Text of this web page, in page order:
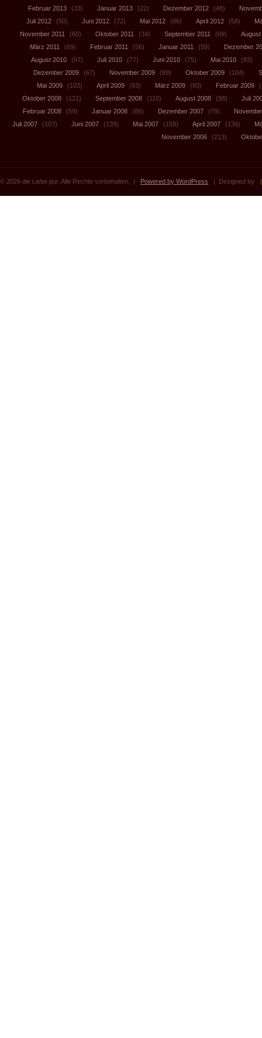
Februar 2013
(33) Januar 2013 (22) Dezember 2012 (48)
Juli 2012
(50) Juni 2012 (72) Mai 2012 (86) April 2012 (58)
November 2011
(60) Oktober 2011 (34) September 2011 (69)
August
März 2011
(69) Februar 2011 (56) Januar 2011 (59)
Dezember
August 2010
(67) Juli 2010 (77) Juni 2010 (75) Mai 2010
(83)
Dezember 2009
(67) November 2009 (89) Oktober 2009 (104)
Mai 2009
(103) April 2009 (83) März 2009 (93) Februar 2009
Oktober 2008
(121) September 2008 (116) August 2008 (98)
Juli
Februar 2008
(59) Januar 2008 (86) Dezember 2007 (79)
Juli 2007
(107) Juni 2007 (139) Mai 2007 (159) April 2007 (136)
November 2006
(213)
© 2026 die Liebe pur. Alle Rechte vorbehalten. | Powered by WordPress | Designed by